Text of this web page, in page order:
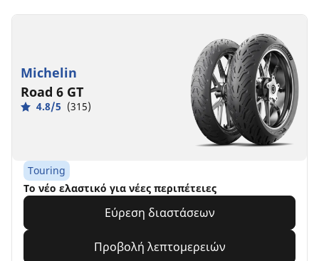
Michelin
Road 6 GT
4.8/5 (315)
Touring
Το νέο ελαστικό για νέες περιπέτειες
Εύρεση διαστάσεων
Προβολή λεπτομερειών